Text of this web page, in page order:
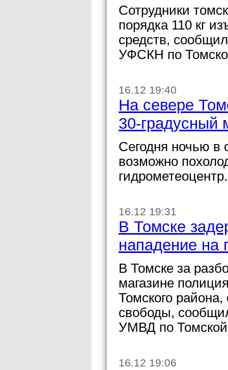
Сотрудники
порядка 110 кг
средств,
УФСКН по
16.12 19:40
На севере
30-градусный
Сегодня ночью в
возможно
гидрометеоцентр.
16.12 19:31
В Томске
нападение на
В Томске за
магазине
Томского
свободы,
УМВД по Томской
16.12 19:06